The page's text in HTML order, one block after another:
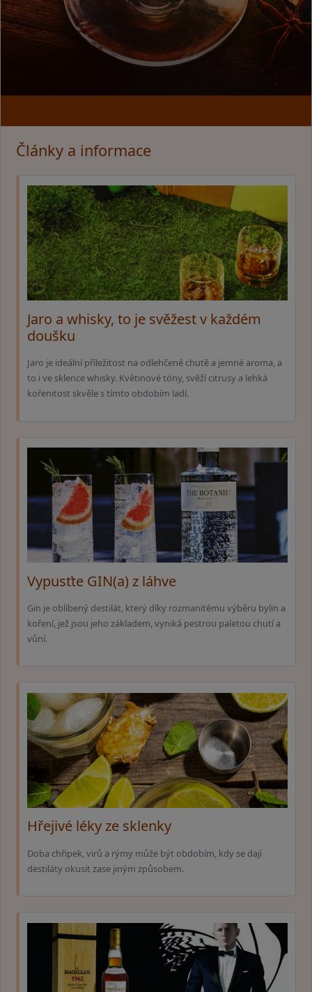
Články a informace
Jaro a whisky, to je svěžest v každém
doušku
Jaro je ideální příležitost na odlehčené chutě a jemné aroma, a
to i ve sklence whisky. Květinové tóny, svěží citrusy a lehká
kořenitost skvěle s tímto obdobím ladí.
Vypusťte GIN(a) z láhve
Gin je oblíbený destilát, který díky rozmanitému výběru bylin a
koření, jež jsou jeho základem, vyniká pestrou paletou chutí a
vůní.
Hřejivé léky ze sklenky
Doba chřipek, virů a rýmy může být obdobím, kdy se dají
destiláty okusit zase jiným způsobem.